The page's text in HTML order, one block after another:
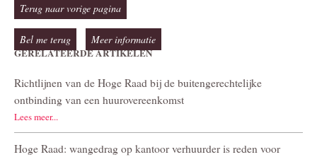
Terug naar vorige pagina
Bel me terug Meer informatie
GERELATEERDE ARTIKELEN
Richtlijnen van de Hoge Raad bij de buitengerechtelijke
ontbinding van een huurovereenkomst
Lees meer...
Hoge Raad: wangedrag op kantoor verhuurder is reden voor